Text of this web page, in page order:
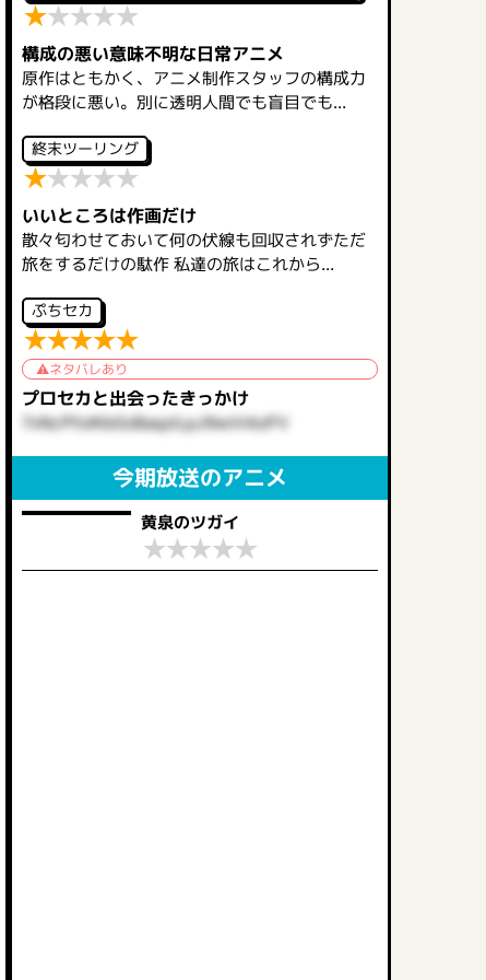
★★★★★
構成の悪い意味不明な日常アニメ
原作はともかく、アニメ制作スタッフの構成力
が格段に悪い。別に透明人間でも盲目でも...
終末ツーリング
★★★★★
いいところは作画だけ
散々匂わせておいて何の伏線も回収されずただ
旅をするだけの駄作 私達の旅はこれから...
ぷちセカ
★★★★★
ネタバレあり
プロセカと出会ったきっかけ
7vNcPfoIKbGzBaqziLpJNwVrAzPV
今期放送のアニメ
黄泉のツガイ
★★★★★